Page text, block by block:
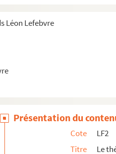
Léon Lefebvre
Lille : 1865-1867
Présentation du
Cote
LF2
Titre
Le